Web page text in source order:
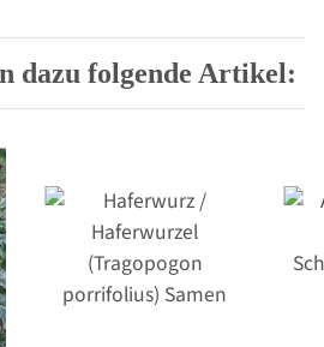
dazu folgende Artikel: